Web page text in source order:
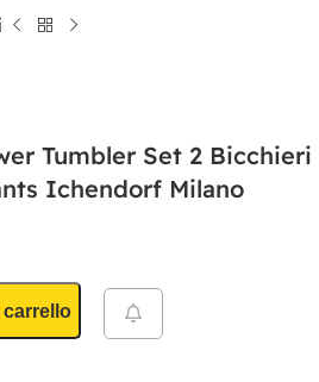
Tumbler Set 2 Bicchieri
Ichendorf Milano